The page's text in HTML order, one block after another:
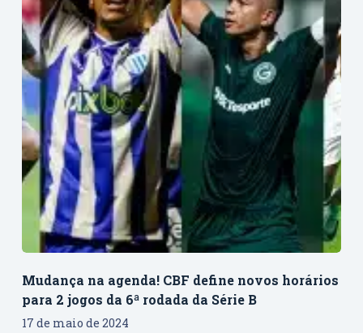
Mudança na agenda! CBF define novos horários
para 2 jogos da 6ª rodada da Série B
17 de maio de 2024